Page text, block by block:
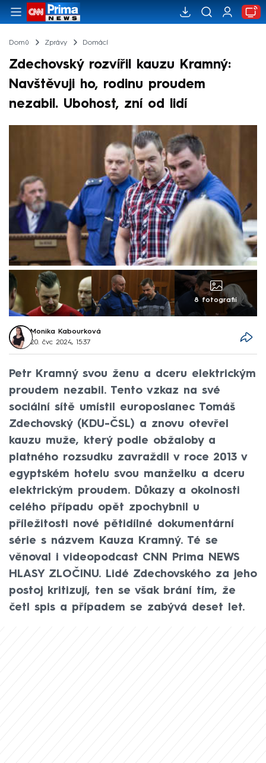
Domů Zprávy Domácí
Zdechovský rozvířil kauzu Kramný:
Navštěvuji ho, rodinu proudem
nezabil. Ubohost, zní od lidí
8 fotografií
Monika Kabourková
20. čvc 2024, 15:37
Petr Kramný svou ženu a dceru elektrickým
proudem nezabil. Tento vzkaz na své
sociální sítě umístil europoslanec Tomáš
Zdechovský (KDU-ČSL) a znovu otevřel
kauzu muže, který podle obžaloby a
platného rozsudku zavraždil v roce 2013 v
egyptském hotelu svou manželku a dceru
elektrickým proudem. Důkazy a okolnosti
celého případu opět zpochybnil u
příležitosti nové pětidílné dokumentární
série s názvem Kauza Kramný. Té se
věnoval i videopodcast CNN Prima NEWS
HLASY ZLOČINU. Lidé Zdechovského za jeho
postoj kritizují, ten se však brání tím, že
četl spis a případem se zabývá deset let.